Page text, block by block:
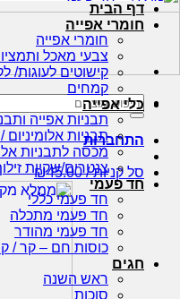
חיפוש
עבור:
התחברות
סל קניות / ₪45.00
דף הבית
חומרי אפייה
חומרי אפייה
צבעי מאכל
קישוטים לעוגות/
קמחים
כלי אפייה
תבניות אפייה
תבניות אלומיניום
מכסה לתבניות
צנטרים/שקיות
חד פעמי
חד פעמי כללי
חד פעמי מתכלה
חד פעמי מהודר
כוסות חם – קר /
חגים
ראש השנה
סוכות